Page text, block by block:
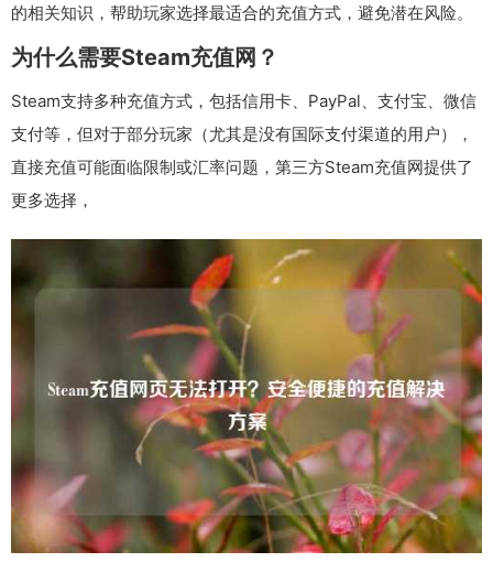
的相关知识，帮助玩家选择最适合的充值方式，避免潜在风险。
为什么需要Steam充值网？
Steam支持多种充值方式，包括信用卡、PayPal、支付宝、微信
支付等，但对于部分玩家（尤其是没有国际支付渠道的用户），
直接充值可能面临限制或汇率问题，第三方Steam充值网提供了
更多选择，